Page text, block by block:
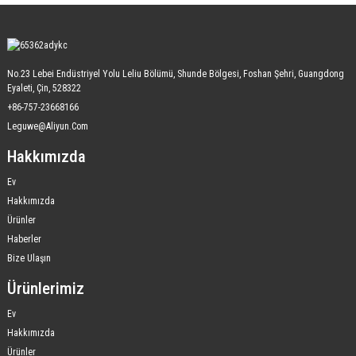
No.23 Lebei Endüstriyel Yolu Leliu Bölümü, Shunde Bölgesi, Foshan Şehri, Guangdong
Eyaleti, Çin, 528322
+86-757-23668166
Leguwe@aliyun.com
Hakkımızda
Ev
Hakkımızda
Ürünler
Haberler
Bize Ulaşın
Ürünlerimiz
Ev
Hakkımızda
Ürünler